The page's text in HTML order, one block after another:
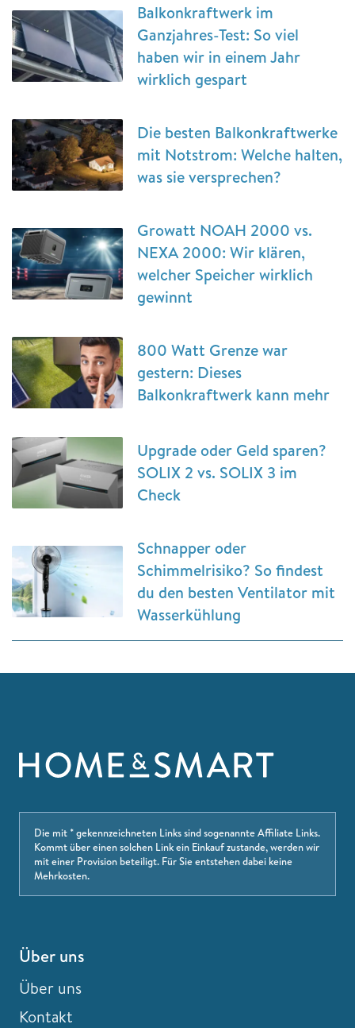
Balkonkraftwerk im
Ganzjahres-Test: So viel
haben wir in einem Jahr
wirklich gespart
Die besten Balkonkraftwerke
mit Notstrom: Welche halten,
was sie versprechen?
Growatt NOAH 2000 vs.
NEXA 2000: Wir klären,
welcher Speicher wirklich
gewinnt
800 Watt Grenze war
gestern: Dieses
Balkonkraftwerk kann mehr
Upgrade oder Geld sparen?
SOLIX 2 vs. SOLIX 3 im
Check
Schnapper oder
Schimmelrisiko? So findest
du den besten Ventilator mit
Wasserkühlung
Die mit * gekennzeichneten Links sind sogenannte Affiliate Links.
Kommt über einen solchen Link ein Einkauf zustande, werden wir
mit einer Provision beteiligt. Für Sie entstehen dabei keine
Mehrkosten.
Über uns
Über uns
Kontakt